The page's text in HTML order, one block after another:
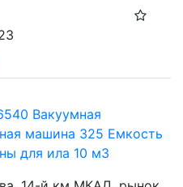
Вакуумная
машина 325 Емкость
для ила 10 м3